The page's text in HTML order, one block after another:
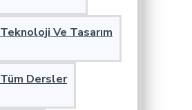
Teknoloji Ve Tasarım
Tüm Dersler